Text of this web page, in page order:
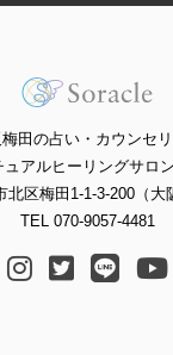
梅田の占い・カウンセ
ュアルヒーリングサロ
区梅田1-1-3-200（大
TEL 070-9057-4481